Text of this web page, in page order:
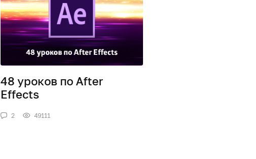
48 уроков по After
Effects
2 49111